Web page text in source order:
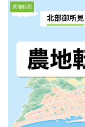
農地転用